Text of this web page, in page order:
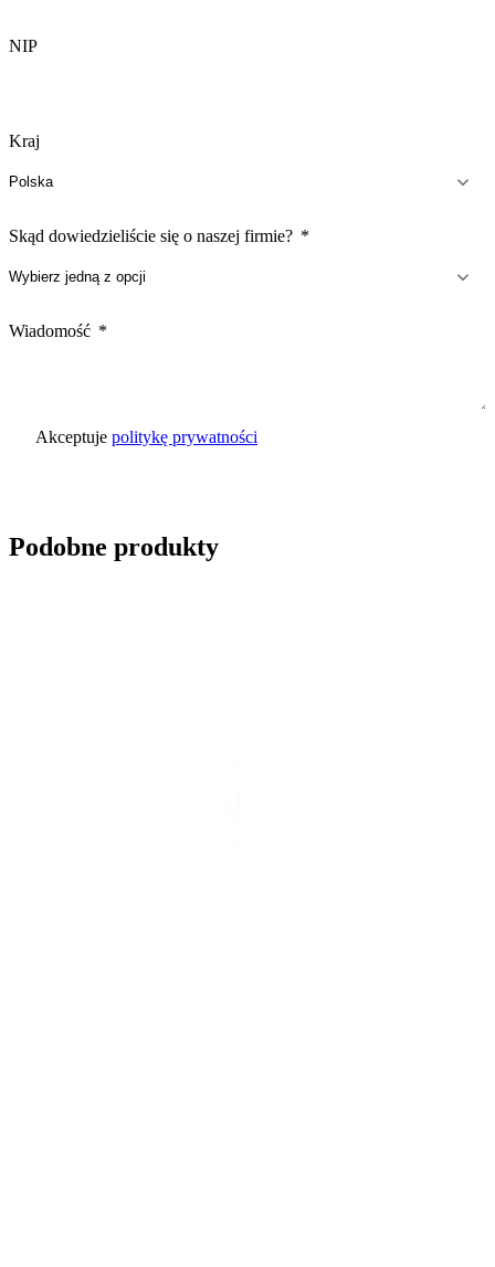
NIP
Kraj
Skąd dowiedzieliście się o naszej firmie?
Wiadomość
Akceptuje politykę prywatności
Podobne produkty